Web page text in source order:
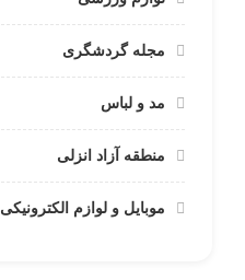
مجله گردشگری
مد و لباس
منطقه آزاد انزلی
موبایل و لوازم الکترونیکی